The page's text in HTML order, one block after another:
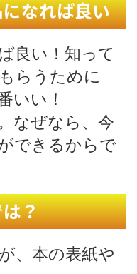
なれば良い
良い！知って
らうために
いい！
なぜなら、今
できるからで
？
、本の表紙や